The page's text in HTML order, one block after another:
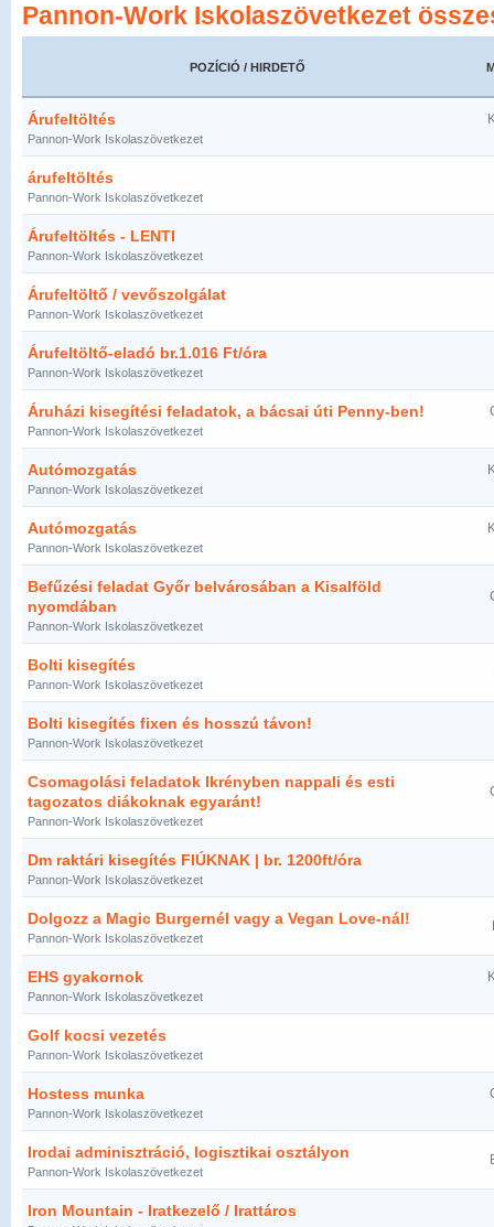
Pannon-Work Iskolaszövetkezet
POZÍCIÓ / HIRDETŐ
Árufeltöltés
Pannon-Work Iskolaszövetkezet
árufeltöltés
Pannon-Work Iskolaszövetkezet
Árufeltöltés - LENTI
Pannon-Work Iskolaszövetkezet
Árufeltöltő / vevőszolgálat
Pannon-Work Iskolaszövetkezet
Árufeltöltő-eladó br.1.016 Ft/óra
Pannon-Work Iskolaszövetkezet
Áruházi kisegítési feladatok, a bácsai úti Penny-ben!
Pannon-Work Iskolaszövetkezet
Autómozgatás
Pannon-Work Iskolaszövetkezet
Autómozgatás
Pannon-Work Iskolaszövetkezet
Befűzési feladat Győr belvárosában a Kisalföld
nyomdában
Pannon-Work Iskolaszövetkezet
Bolti kisegítés
Pannon-Work Iskolaszövetkezet
Bolti kisegítés fixen és hosszú távon!
Pannon-Work Iskolaszövetkezet
Csomagolási feladatok Ikrényben nappali és esti
tagozatos diákoknak egyaránt!
Pannon-Work Iskolaszövetkezet
Dm raktári kisegítés FIÚKNAK | br. 1200ft/óra
Pannon-Work Iskolaszövetkezet
Dolgozz a Magic Burgernél vagy a Vegan Love-nál!
Pannon-Work Iskolaszövetkezet
EHS gyakornok
Pannon-Work Iskolaszövetkezet
Golf kocsi vezetés
Pannon-Work Iskolaszövetkezet
Hostess munka
Pannon-Work Iskolaszövetkezet
Irodai adminisztráció, logisztikai osztályon
Pannon-Work Iskolaszövetkezet
Iron Mountain - Iratkezelő / Irattáros